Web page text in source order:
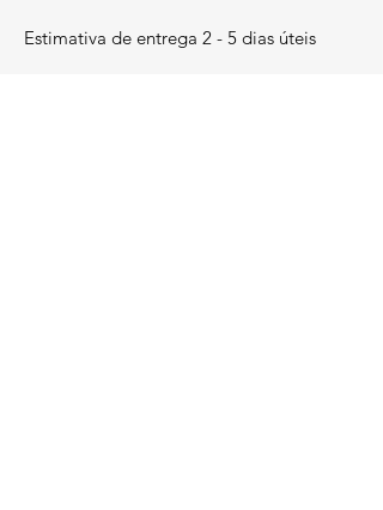
Estimativa de entrega 2 - 5 dias úteis